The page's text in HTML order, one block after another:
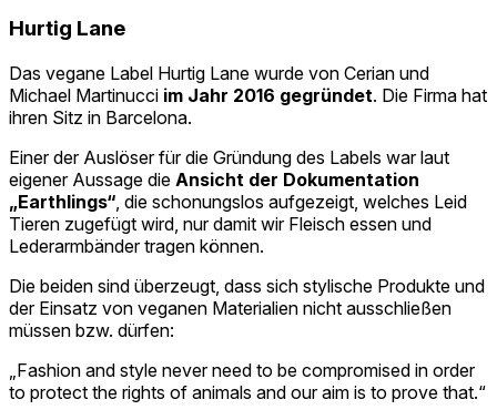
Hurtig Lane
Das vegane Label Hurtig Lane wurde von Cerian und
Michael Martinucci im Jahr 2016 gegründet. Die Firma hat
ihren Sitz in Barcelona.
Einer der Auslöser für die Gründung des Labels war laut
eigener Aussage die Ansicht der Dokumentation
„Earthlings“, die schonungslos aufgezeigt, welches Leid
Tieren zugefügt wird, nur damit wir Fleisch essen und
Lederarmbänder tragen können.
Die beiden sind überzeugt, dass sich stylische Produkte und
der Einsatz von veganen Materialien nicht ausschließen
müssen bzw. dürfen:
„Fashion and style never need to be compromised in order
to protect the rights of animals and our aim is to prove that.“